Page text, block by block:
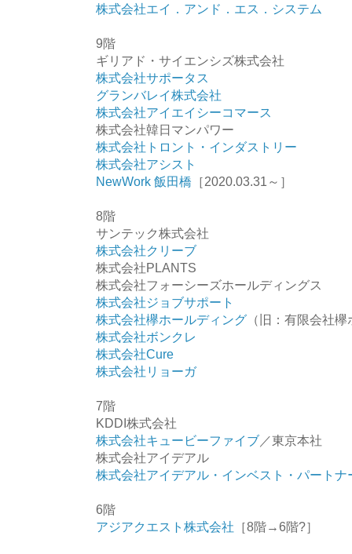
株式会社エイ．アンド．エス．システム
9階
ギリアド・サイエンシズ株式会社
株式会社サポータス
グランバレイ株式会社
株式会社アイエイシーコマース
株式会社韓日マンパワー
株式会社トロント・インダストリー
株式会社アシスト
NewWork 飯田橋 ［2020.03.31～］
8階
サンテック株式会社
株式会社クリーブ
株式会社PLANTS
株式会社フォーシーズホールディングス
株式会社ジョブサポート
株式会社欅ホールディング （旧：有限会社
株式会社ボンクレ
株式会社Cure
株式会社リョーガ
7階
KDDI株式会社
株式会社キュービーファイブ ／東京本社
株式会社アイデアル
株式会社アイデアル・インベスト・パートナ
6階
アジアクエスト株式会社 ［8階→6階?］